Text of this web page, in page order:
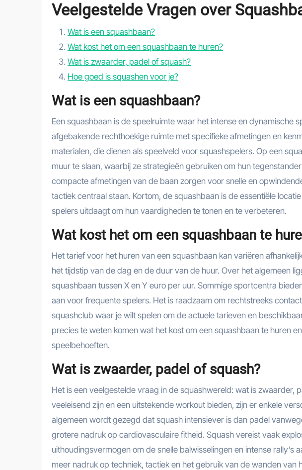
Veelgestelde Vragen over
Wat is een squashbaan?
Wat kost het om een squashbaan te huren?
Wat is zwaarder, padel of squash?
Hoe goed is squashen voor je?
Wat is een squashbaan?
Een squashbaan is de speelruimte waar het intense en dynamische
afgebakende rechthoekige ruimte met specifieke afmetingen en
materialen, die dienen als speelveld voor squashspelers. Op een
muur te slaan, waarbij ze strategieën gebruiken om hun
compacte afmetingen van de baan zorgen voor snelle en
tactiek centraal staan. Kortom, de squashbaan is de essentiële
spelers uitdaagt om hun vaardigheden te tonen en te verbeteren.
Wat kost het om een squashbaan te
Het tarief voor het huren van een squashbaan kan variëren
het tijdstip van de dag en de duur van de huur. Over het algemeen
squashbaan tussen X en Y euro per uur. Sommige sportcentra
aan voor frequente spelers. Het is raadzaam om rechtstreeks
squashclub waar je wilt spelen om de actuele tarieven en
precies te weten komen wat het kost om een squashbaan te huren
speelbehoeften.
Wat is zwaarder, padel of squash?
Het is een veelgestelde vraag in de squashwereld: wat is zwaarder,
veeleisend zijn en een uitstekende workout bieden, zijn er enkele
algemeen wordt gezegd dat squash intensiever is dan padel
grotere nadruk op cardiovasculaire fitheid. Squash vereist vaak
uithoudingsvermogen om de snelle balwisselingen en intense rally’s
meer nadruk op techniek, tactiek en het gebruik van de wanden